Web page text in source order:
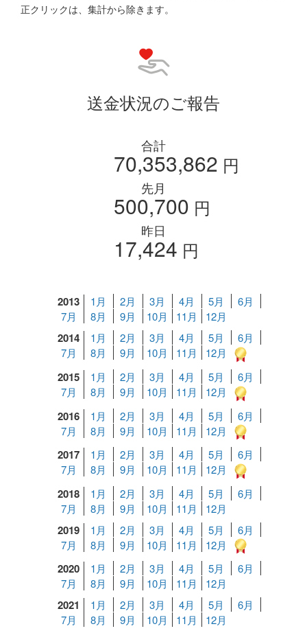
正クリックは、集計から除きます。
送金状況のご報告
合計
70,353,862 円
先月
500,700 円
昨日
17,424 円
2013 1月 2月 3月 4月 5月
6月
7月
8月 9月 10月 11月 12月
2014 1月 2月 3月 4月 5月
6月
7月
8月 9月 10月 11月 12月
2015 1月 2月 3月 4月 5月
6月
7月
8月 9月 10月 11月 12月
2016 1月 2月 3月 4月 5月
6月
7月
8月 9月 10月 11月 12月
2017 1月 2月 3月 4月 5月
6月
7月
8月 9月 10月 11月 12月
2018 1月 2月 3月 4月 5月
6月
7月
8月 9月 10月 11月 12月
2019 1月 2月 3月 4月 5月
6月
7月
8月 9月 10月 11月 12月
2020 1月 2月 3月 4月 5月
6月
7月
8月 9月 10月 11月 12月
2021 1月 2月 3月 4月 5月
6月
7月
8月 9月 10月 11月 12月